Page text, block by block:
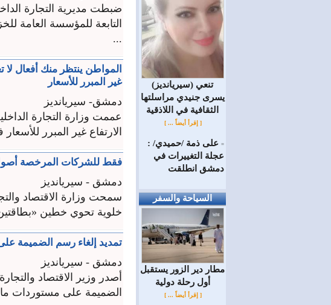
التابعة للمؤسسة العامة
...
المواطن ينتظر منك أفعال
غير المبرر للأسعار
دمشق- سيريانديز
عممت وزارة التجارة
الارتفاع غير المبرر
فقط للشركات المرخصة
دمشق - سيريانديز
سمحت وزارة الاقتصاد
خلوية تحوي خطين
تمديد إلغاء رسم الضميمة على
دمشق - سيريانديز
أصدر وزير الاقتصاد
الضميمة على مستوردات
(سيريانديز) تنعي
يسرى جنيدي مراسلتها
الثقافية في اللاذقية
[ إقرأ أيضاً ... ]
= على ذمة /حميدي/ :
عجلة التغييرات في
دمشق انطلقت
السياحة والسفر
مطار دير الزور يستقبل
أول رحلة دولية
[ إقرأ أيضاً ... ]